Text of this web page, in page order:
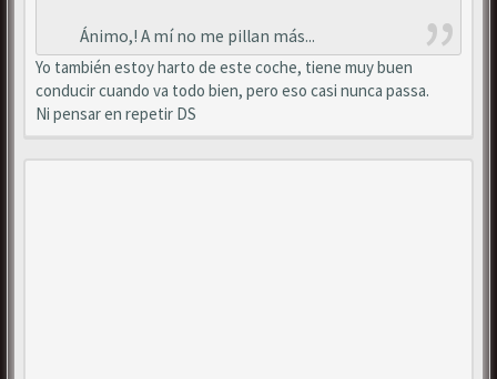
Ánimo,! A mí no me pillan más...
Yo también estoy harto de este coche, tiene muy buen
conducir cuando va todo bien, pero eso casi nunca passa.
Ni pensar en repetir DS